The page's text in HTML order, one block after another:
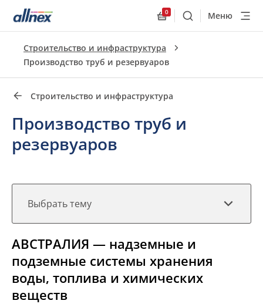
0
ПоискМеню
Строительство и инфраструктура
Производство труб и резервуаров
Строительство и инфраструктура
Производство труб и
резервуаров
Выбрать тему
Быстрые ссылки
АВСТРАЛИЯ — надземные и
подземные системы хранения
воды, топлива и химических
веществ